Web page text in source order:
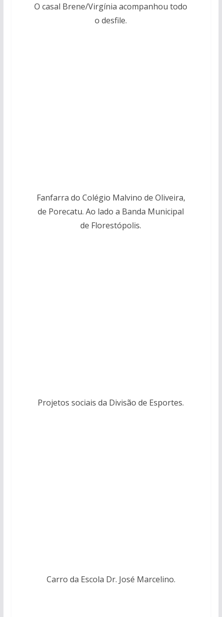
O casal Brene/Virgínia acompanhou todo
o desfile.
Fanfarra do Colégio Malvino de Oliveira,
de Porecatu. Ao lado a Banda Municipal
de Florestópolis.
Projetos sociais da Divisão de Esportes.
Carro da Escola Dr. José Marcelino.